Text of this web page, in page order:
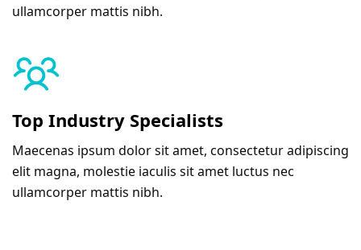
ullamcorper mattis nibh.
Top Industry Specialists
Maecenas ipsum dolor sit amet, consectetur adipiscing
elit magna, molestie iaculis sit amet luctus nec
ullamcorper mattis nibh.